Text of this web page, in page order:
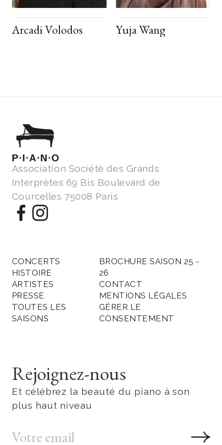
Arcadi Volodos Yuja Wang
Association Société des Grands
Interprètes 69 Bis Boulevard de
Courcelles 75008 Paris
CONCERTS
HISTOIRE
ARTISTES
PRESSE
TOUTES LES
SAISONS
BROCHURE SAISON 25 -
26
CONTACT
MENTIONS LÉGALES
GÉRER LE
CONSENTEMENT
Rejoignez-nous
Et célébrez la beauté du piano à son
plus haut niveau